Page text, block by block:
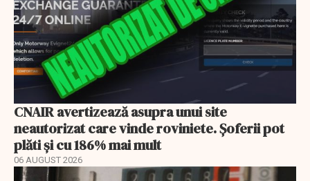
CNAIR avertizează asupra unui site
neautorizat care vinde roviniete. Șoferii pot
plăti și cu 186% mai mult
06 AUGUST 2026